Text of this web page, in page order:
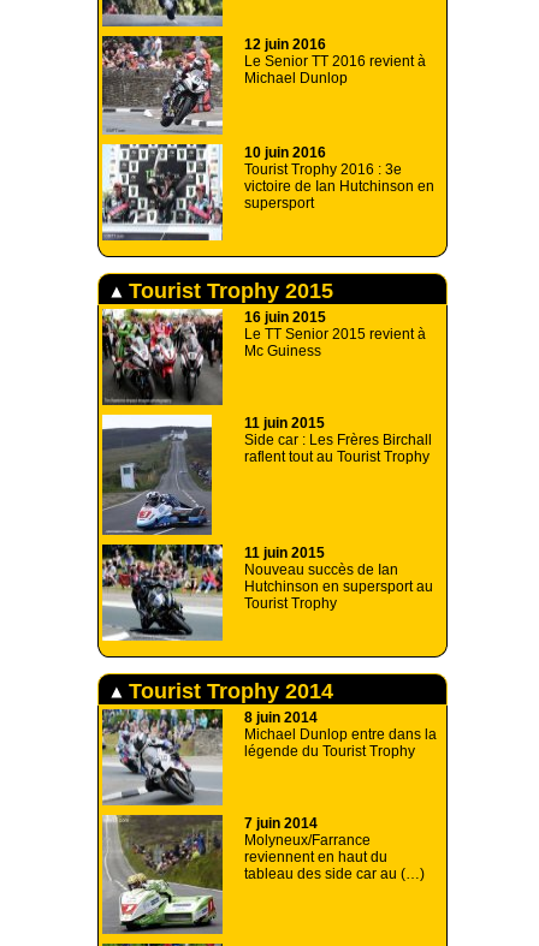
12 juin 2016
Le Senior TT 2016 revient à
Michael Dunlop
10 juin 2016
Tourist Trophy 2016 : 3e
victoire de Ian Hutchinson en
supersport
Tourist Trophy 2015
16 juin 2015
Le TT Senior 2015 revient à
Mc Guiness
11 juin 2015
Side car : Les Frères Birchall
raflent tout au Tourist Trophy
11 juin 2015
Nouveau succès de Ian
Hutchinson en supersport au
Tourist Trophy
Tourist Trophy 2014
8 juin 2014
Michael Dunlop entre dans la
légende du Tourist Trophy
7 juin 2014
Molyneux/Farrance
reviennent en haut du
tableau des side car au (…)